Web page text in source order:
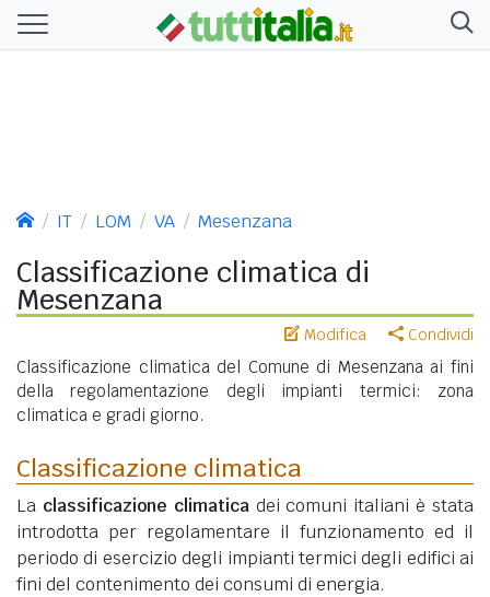
IT LOM VA Mesenzana
Classificazione climatica di
Mesenzana
Modifica Condividi
Classificazione climatica del Comune di Mesenzana ai fini
della regolamentazione degli impianti termici: zona
climatica e gradi giorno.
Classificazione climatica
La classificazione climaticadei comuni italiani è stata
introdotta per regolamentare il funzionamento ed il
periodo di esercizio degli impianti termici degli edifici ai
fini del contenimento dei consumi di energia.